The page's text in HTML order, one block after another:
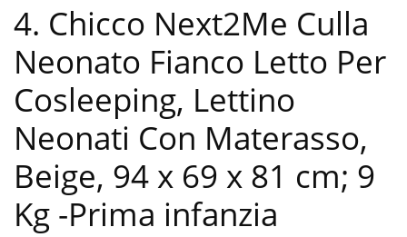
4. Chicco Next2Me Culla
Neonato Fianco Letto Per
Cosleeping, Lettino
Neonati Con Materasso,
Beige, ‎94 x 69 x 81 cm; 9
Kg -Prima infanzia